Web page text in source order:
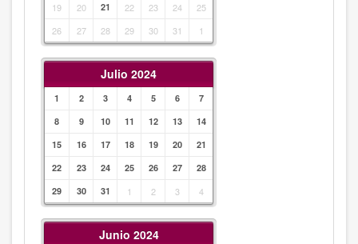
19
20 21 22 23 24
25
26
27 28 29 30 31 1
Julio 2024
1 2 3 4 5 6
7
8
9 10 11 12 13
14
15
16 17 18 19 20
21
22
23 24 25 26 27
28
29
30 31 1 2 3 4
Junio 2024